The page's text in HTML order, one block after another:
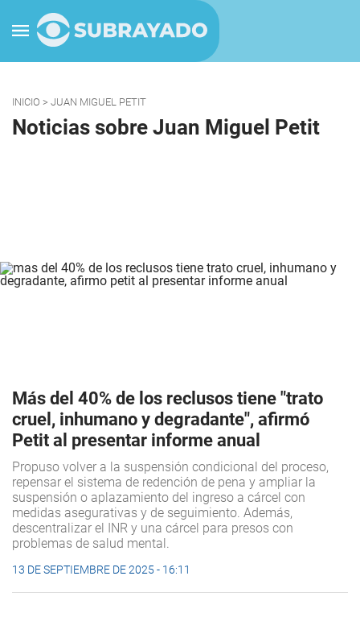
INICIO > JUAN MIGUEL PETIT
Noticias sobre Juan Miguel Petit
Más del 40% de los reclusos tiene "trato
cruel, inhumano y degradante", afirmó
Petit al presentar informe anual
Propuso volver a la suspensión condicional del proceso,
repensar el sistema de redención de pena y ampliar la
suspensión o aplazamiento del ingreso a cárcel con
medidas asegurativas y de seguimiento. Además,
descentralizar el INR y una cárcel para presos con
problemas de salud mental.
13 DE SEPTIEMBRE DE 2025 - 16:11